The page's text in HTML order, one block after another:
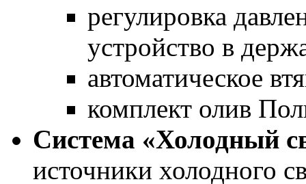
регулировка
устройство в
автоматическое
комплект олив
Система «Холодный
источники холодного